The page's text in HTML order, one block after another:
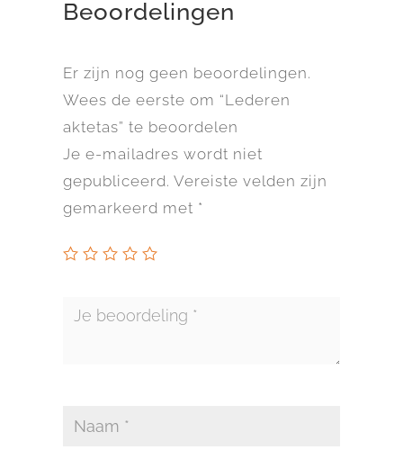
Beoordelingen
Er zijn nog geen beoordelingen.
Wees de eerste om “Lederen
aktetas” te beoordelen
Je e-mailadres wordt niet
gepubliceerd. Vereiste velden zijn
gemarkeerd met *